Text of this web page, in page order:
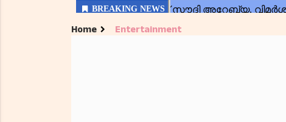
Home Entertainment